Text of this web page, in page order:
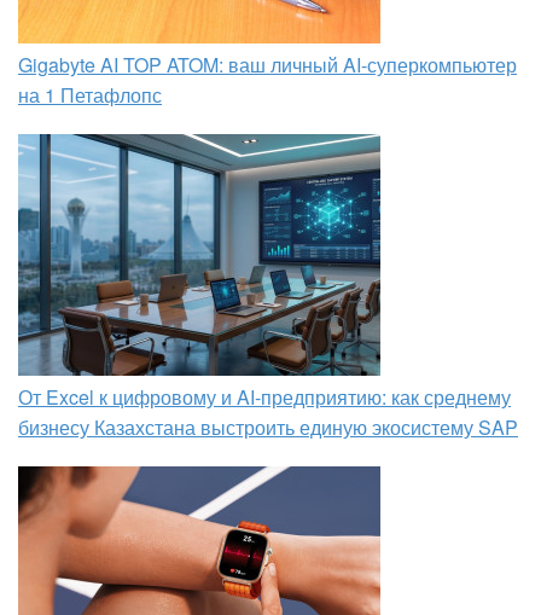
Gigabyte AI TOP ATOM: ваш личный AI-суперкомпьютер
на 1 Петафлопс
От Excel к цифровому и AI‑предприятию: как среднему
бизнесу Казахстана выстроить единую экосистему SAP